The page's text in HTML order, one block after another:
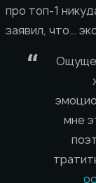
про топ-1
заявил, что…
мне